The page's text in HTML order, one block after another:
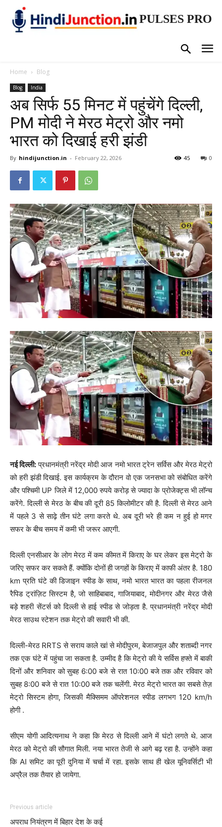
PULSES PRO
Home Blog
Blog India
अब सिर्फ 55 मिनट में पहुंचेंगे दिल्ली,
PM मोदी ने मेरठ मेट्रो और नमो
भारत को दिखाई हरी झंडी
By hindijunction.in - February 22, 2026 0
45
नई दिल्ली:प्रधानमंत्री नरेंद्र मोदी आज नमो भारत ट्रेन सर्विस और मेरठ मेट्रो
को हरी झंडी दिखाई. इस कार्यक्रम के दौरान वो एक जनसभा को संबोधित करेंगे
और पश्चिमी UP जिले में 12,000 रुपये करोड़ से ज्यादा के प्रोजेक्ट्स भी लॉन्च
करेंगे. दिल्ली से मेरठ के बीच की दूरी 85 किलोमीटर की है. दिल्ली से मेरठ आने
में पहले 3 से साढ़े तीन घंटे लगा करते थे. अब दूरी भरे ही कम न हुई हो मगर
सफर के बीच समय में कमी भी जरूर आएगी.
दिल्ली एनसीआर के लोग मेरठ में कम कीमत में किराए के घर लेकर इस मेट्रो के
जरिए सफर कर सकते हैं. क्योंकि दोनों ही जगहों के किराए में काफी अंतर है. 180
km प्रति घंटे की डिजाइन स्पीड के साथ, नमो भारत भारत का पहला रीजनल
रैपिड ट्रांज़िट सिस्टम है, जो साहिबाबाद, गाजियाबाद, मोदीनगर और मेरठ जैसे
बड़े शहरी सेंटर्स को दिल्ली से हाई स्पीड से जोड़ता है. प्रधानमंत्री नरेंद्र मोदी
मेरठ साउथ स्टेशन तक मेट्रो की सवारी भी की.
दिल्ली-मेरठ RRTS से सराय काले खां से मोदीपुरम, बेजाजपुल और शताब्दी नगर
तक एक घंटे में पहुंचा जा सकता है. उम्मीद है कि मेट्रो की ये सर्विस हफ्ते में बाकी
दिनों और शनिवार को सुबह 6:00 बजे से रात 10:00 बजे तक और रविवार को
सुबह 8:00 बजे से रात 10:00 बजे तक चलेंगी. मेरठ मेट्रो भारत का सबसे तेज़
मेट्रो सिस्टम होगा, जिसकी मैक्सिमम ऑपरेशनल स्पीड लगभग 120 km/h
होगी .
सीएम योगी आदित्यनाथ ने कहा कि मेरठ से दिल्ली आने में घंटो लगते थे. आज
मेरठ को मेट्रो की सौगात मिली. नया भारत तेजी से आगे बढ़ रहा है. उन्होंने कहा
कि AI समिट का पूरी दुनिया में चर्चा में रहा. इसके साथ ही खेल यूनिवर्सिटी भी
अप्रैल तक तैयार हो जायेगा.
Previous article
अपराध नियंत्रण में बिहार देश के कई